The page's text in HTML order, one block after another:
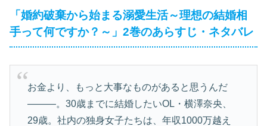
「婚約破棄から始まる溺愛生活～理想の結婚相
手って何ですか？～」2巻のあらすじ・ネタバレ
お金より、もっと大事なものがあると思うんだ
―――。30歳までに結婚したいOL・横澤奈央、
29歳。社内の独身女子たちは、年収1000万越え